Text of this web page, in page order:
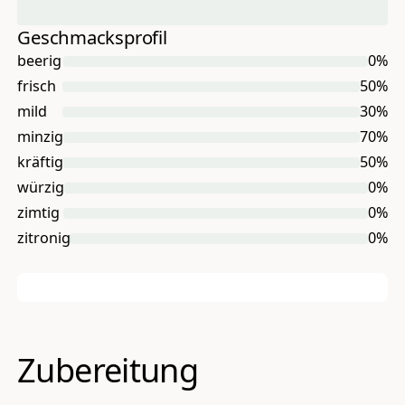
Geschmacksprofil
beerig 0%
frisch
50%
mild
30%
minzig
70%
kräftig
50%
würzig
0%
zimtig
0%
zitronig
0%
Zubereitung